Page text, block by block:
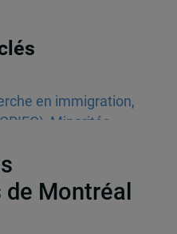
en immigration,
Minorités
Montréal